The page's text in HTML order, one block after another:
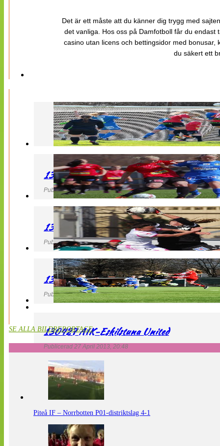
Det är ett måste att du känner dig trygg med
det vanliga. Hos oss på Damfotboll får du
casino utan licens och bettingsidor med
du säkert ett
130427 LB 07 – QBIK
Publicerad 27 April 2013, 22:40
130427 IF Limhamn Bunkeflo – QBIK
Publicerad 27 April 2013, 21:10
130427 LdB FC Malmö – Mallbackens IF
Publicerad 27 April 2013, 20:54
130427 AIK-Eskilstuna United
Publicerad 27 April 2013, 20:48
SE ALLA BILDREPORTAGE
Piteå IF – Norrbotten P01-distriktslag 4-1